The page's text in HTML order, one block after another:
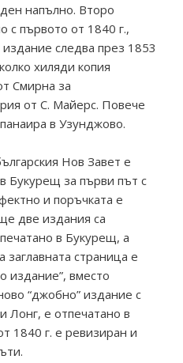
напълно. Второ
с първото от 1840 г.,
следва през 1853
хиляди копия
Смирна за
от С. Майерс. Повече
в Узунджово.
Нов Завет е
Букурещ за първи път с
и поръчката е
две издания са
в Букурещ, а
страница е
издание”, вместо
“джобно” издание с
Лонг, е отпечатано в
1840 г. е ревизиран и